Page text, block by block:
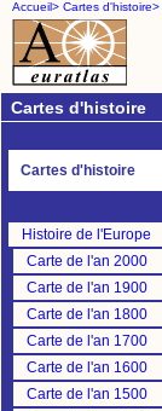
Accueil> Cartes d'histoire>
Cartes d'histoire
Cartes d'histoire
Histoire de l'Europe
Carte de l'an 2000
Carte de l'an 1900
Carte de l'an 1800
Carte de l'an 1700
Carte de l'an 1600
Carte de l'an 1500